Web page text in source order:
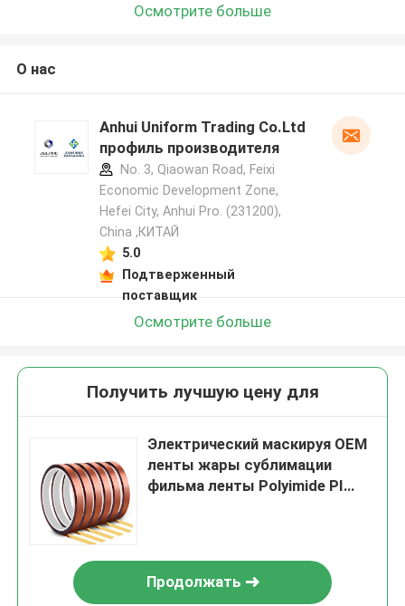
Осмотрите больше
О нас
Anhui Uniform Trading Co.Ltd
профиль производителя
No. 3, Qiaowan Road, Feixi
Economic Development Zone,
Hefei City, Anhui Pro. (231200),
China ,КИТАЙ
5.0
Подтверженный
поставщик
Осмотрите больше
Получить лучшую цену для
Электрический маскируя OEM
ленты жары сублимации
фильма ленты Polyimide PI
Продолжать